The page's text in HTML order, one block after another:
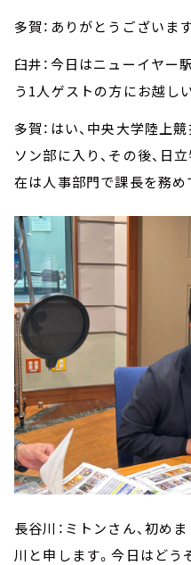
多賀：ありがとうございます
臼井：今日はニューイヤー
う1人ゲストの方にお越し
多賀：はい、中央大学陸上
ソン部に入り、その後、日
在は人事部門で課長を務め
長谷川：ミトンさん、初め
川と申します。今日はどう